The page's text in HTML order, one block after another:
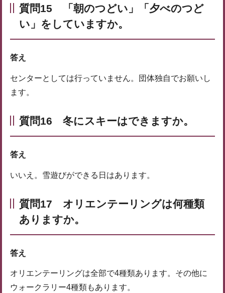
質問15 「朝のつどい」「夕べのつど
い」をしていますか。
答え
センターとしては行っていません。団体独自でお願いし
ます。
質問16 冬にスキーはできますか。
答え
いいえ。雪遊びができる日はあります。
質問17 オリエンテーリングは何種類
ありますか。
答え
オリエンテーリングは全部で4種類あります。その他に
ウォークラリー4種類もあります。